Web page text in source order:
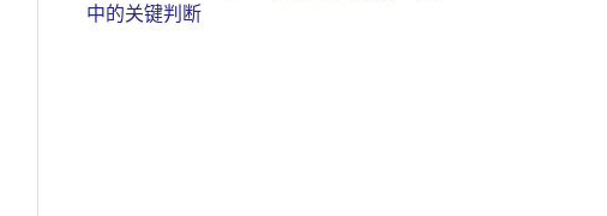
中的关键判断